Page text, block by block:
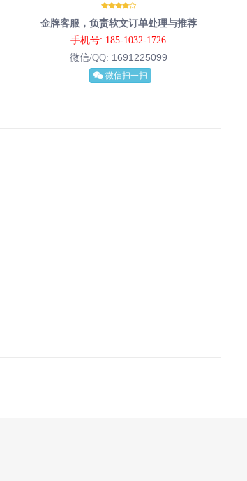
金牌客服，负责软文订单处理与推荐
手机号: 185-1032-1726
微信/QQ: 1691225099
微信扫一扫